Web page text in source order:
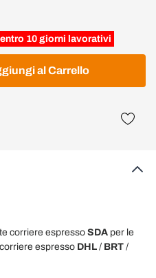
10 giorni lavorativi
al Carrello
corriere espresso SDA per le
espresso DHL / BRT /